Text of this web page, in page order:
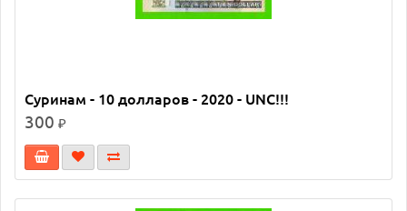
Суринам - 10 долларов - 2020 - UNC!!!
300 ₽